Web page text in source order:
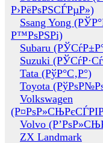
Р›РёРѕРЅСЃРµР»)
Ssang Yong
Р™РѕРЅРі)
Subaru
Suzuki
Tata (РўР°С‚Р°)
Toyota
Volkswagen
Volvo
ZX Landmark